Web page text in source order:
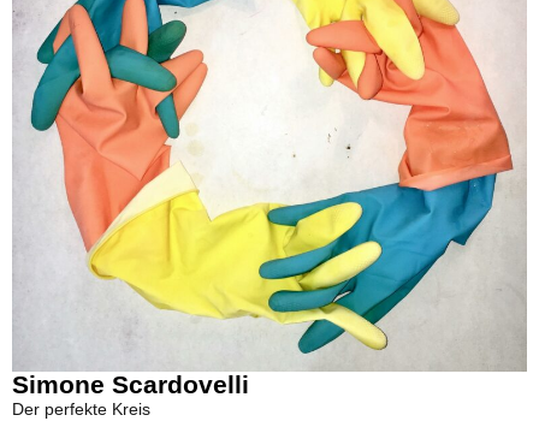
Simone Scardovelli
Der perfekte Kreis